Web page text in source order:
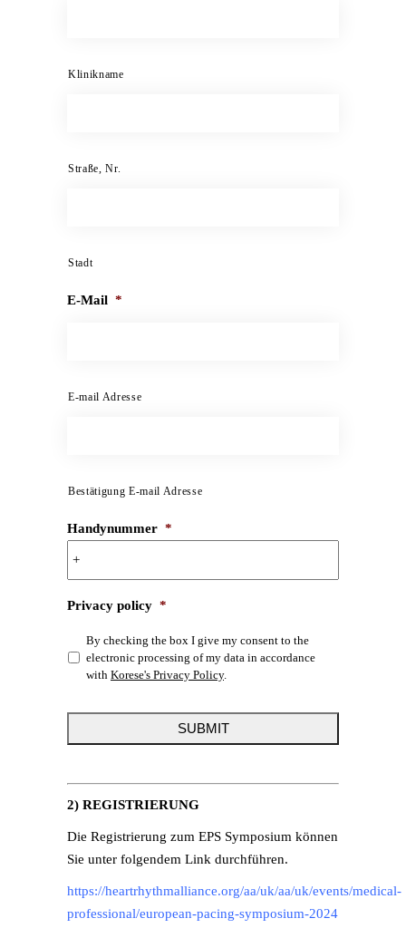
Klinikname
Straße, Nr.
Stadt
E-Mail *
E-mail Adresse
Bestätigung E-mail Adresse
Handynummer *
Privacy policy *
By checking the box I give my consent to the
electronic processing of my data in accordance
with Korese's Privacy Policy.
2) REGISTRIERUNG
Die Registrierung zum EPS Symposium können
Sie unter folgendem Link durchführen.
https://heartrhythmalliance.org/aa/uk/aa/uk/events/medical-
professional/european-pacing-symposium-2024